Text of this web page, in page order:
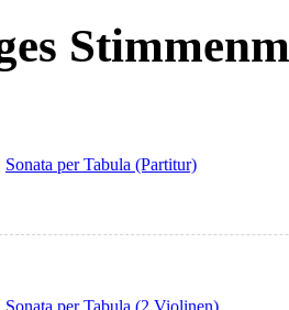
Sonata per Tabula (Partitur)